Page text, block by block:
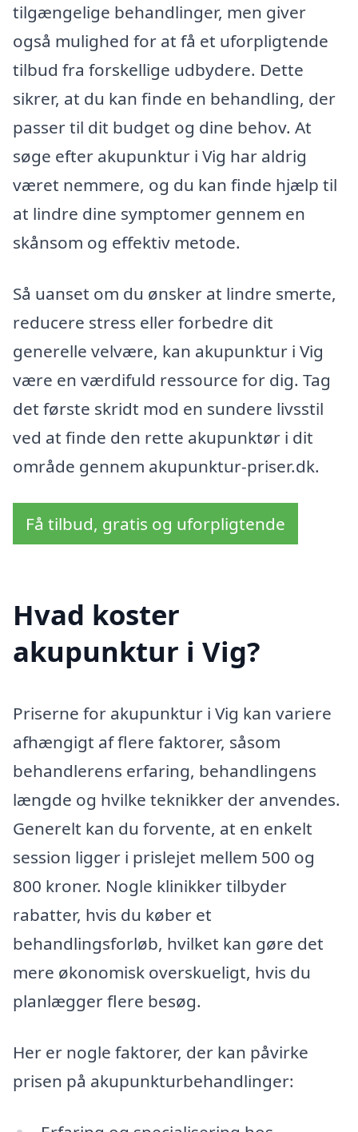
tilgængelige behandlinger, men giver
også mulighed for at få et uforpligtende
tilbud fra forskellige udbydere. Dette
sikrer, at du kan finde en behandling, der
passer til dit budget og dine behov. At
søge efter akupunktur i Vig har aldrig
været nemmere, og du kan finde hjælp til
at lindre dine symptomer gennem en
skånsom og effektiv metode.
Så uanset om du ønsker at lindre smerte,
reducere stress eller forbedre dit
generelle velvære, kan akupunktur i Vig
være en værdifuld ressource for dig. Tag
det første skridt mod en sundere livsstil
ved at finde den rette akupunktør i dit
område gennem akupunktur-priser.dk.
Få tilbud, gratis og uforpligtende
Hvad koster
akupunktur i Vig?
Priserne for akupunktur i Vig kan variere
afhængigt af flere faktorer, såsom
behandlerens erfaring, behandlingens
længde og hvilke teknikker der anvendes.
Generelt kan du forvente, at en enkelt
session ligger i prislejet mellem 500 og
800 kroner. Nogle klinikker tilbyder
rabatter, hvis du køber et
behandlingsforløb, hvilket kan gøre det
mere økonomisk overskueligt, hvis du
planlægger flere besøg.
Her er nogle faktorer, der kan påvirke
prisen på akupunkturbehandlinger: